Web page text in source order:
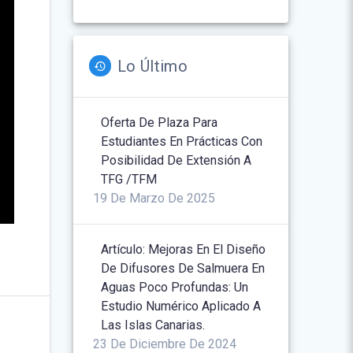
Lo Último
Oferta De Plaza Para
Estudiantes En Prácticas Con
Posibilidad De Extensión A
TFG /TFM
19 De Marzo De 2025
Artículo: Mejoras En El Diseño
De Difusores De Salmuera En
Aguas Poco Profundas: Un
Estudio Numérico Aplicado A
Las Islas Canarias.
23 De Diciembre De 2024